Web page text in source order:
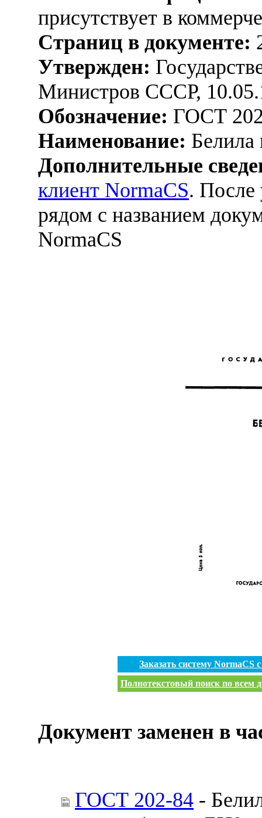
присутствует в
Страниц в документе:
Утвержден:
Министров СССР,
Обозначение: ГОСТ
Наименование: Белила
Дополнительные
клиент NormaCS. После
рядом с названием
NormaCS
Заказать систему
Полнотекстовый поиск по всем
Документ заменен в
ГОСТ 202-84 -